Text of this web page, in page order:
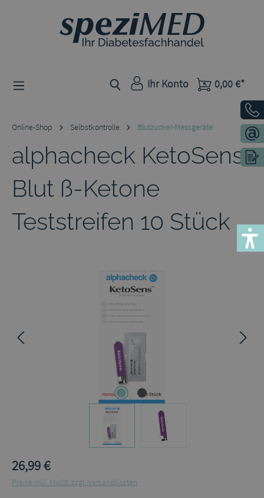
Zum Hauptinhalt springen
Ihr Konto 0,00 €*
Online-Shop Selbstkontrolle Blutzucker-Messgeräte
alphacheck KetoSens
Blut ß-Ketone
Teststreifen 10 Stück
Bildergalerie überspringen
26,99 €
Preise inkl. MwSt. zzgl. Versandkosten